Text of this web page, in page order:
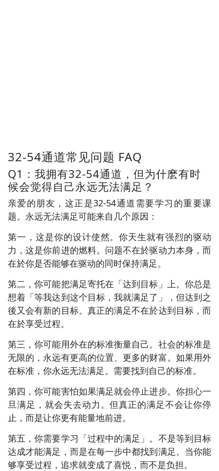
32-54通道常见问题 FAQ
Q1：我拥有32-54通道，但为什麽有时
候会觉得自己永远无法满足？
亲爱的朋友，这正是32-54通道需要学习的重要课
题。永远无法满足可能来自几个原因：
第一，这是你的设计使然。你天生就有强烈的驱动
力，这是你前进的燃料。问题不在於驱动力本身，而
在於你是否能够在驱动的同时保持满足。
第二，你可能把满足寄托在「达到目标」上。你总是
想着「等我达到这个目标，我就满足了」，但达到之
後又会有新的目标。真正的满足不在於达到目标，而
在於享受过程。
第三，你可能用外在的标准衡量自己。社会的标准是
无限的，永远有更高的位置、更多的财富。如果用外
在标准，你永远无法满足。需要找到自己的标准。
第四，你可能害怕如果满足就会停止进步。你担心一
旦满足，就会失去动力。但真正的满足不会让你停
止，而是让你更有能量地前进。
第五，你需要学习「过程中的满足」。不是等到目标
达成才能满足，而是在每一步中都找到满足。当你能
够享受过程，追求就变成了喜悦，而不是负担。